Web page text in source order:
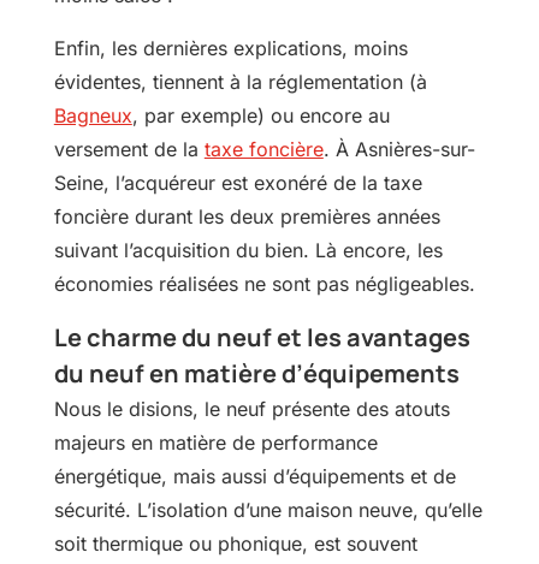
Enfin, les dernières explications, moins
évidentes, tiennent à la réglementation (à
Bagneux, par exemple) ou encore au
versement de la taxe foncière. À Asnières-sur-
Seine, l’acquéreur est exonéré de la taxe
foncière durant les deux premières années
suivant l’acquisition du bien. Là encore, les
économies réalisées ne sont pas négligeables.
Le charme du neuf et les avantages
du neuf en matière d’équipements
Nous le disions, le neuf présente des atouts
majeurs en matière de performance
énergétique, mais aussi d’équipements et de
sécurité. L’isolation d’une maison neuve, qu’elle
soit thermique ou phonique, est souvent